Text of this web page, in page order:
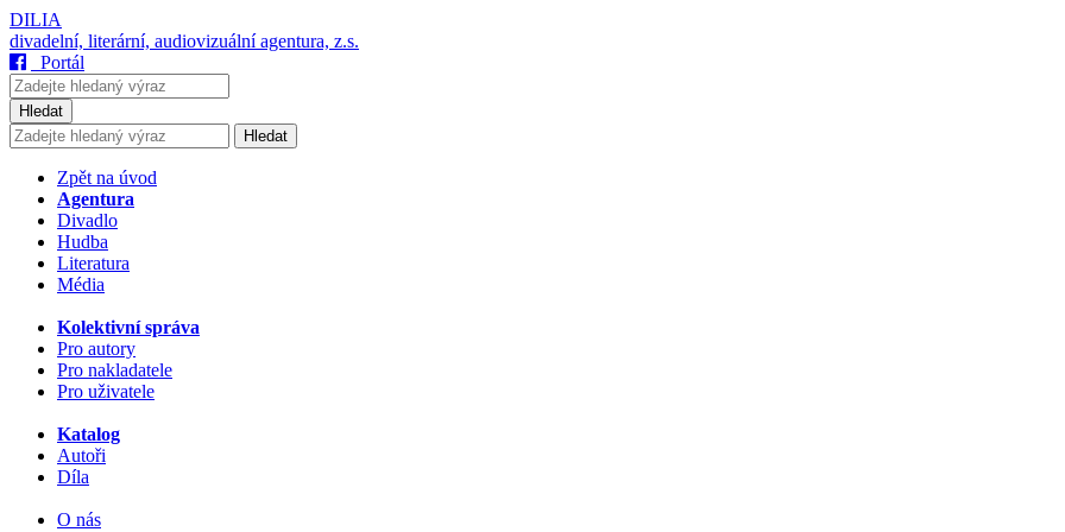
DILIA
divadelní, literární, audiovizuální agentura, z.s.
Portál
Hledat
Hledat
Zpět na úvod
Agentura
Divadlo
Hudba
Literatura
Média
Kolektivní správa
Pro autory
Pro nakladatele
Pro uživatele
Katalog
Autoři
Díla
O nás